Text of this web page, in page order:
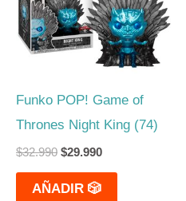
Funko POP! Game of
Thrones Night King (74)
$32.990 $29.990
AÑADIR 🎲